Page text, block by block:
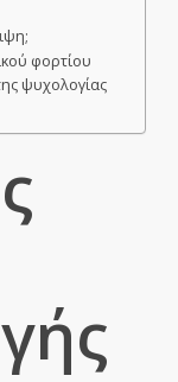
φορτίου
ψυχολογίας